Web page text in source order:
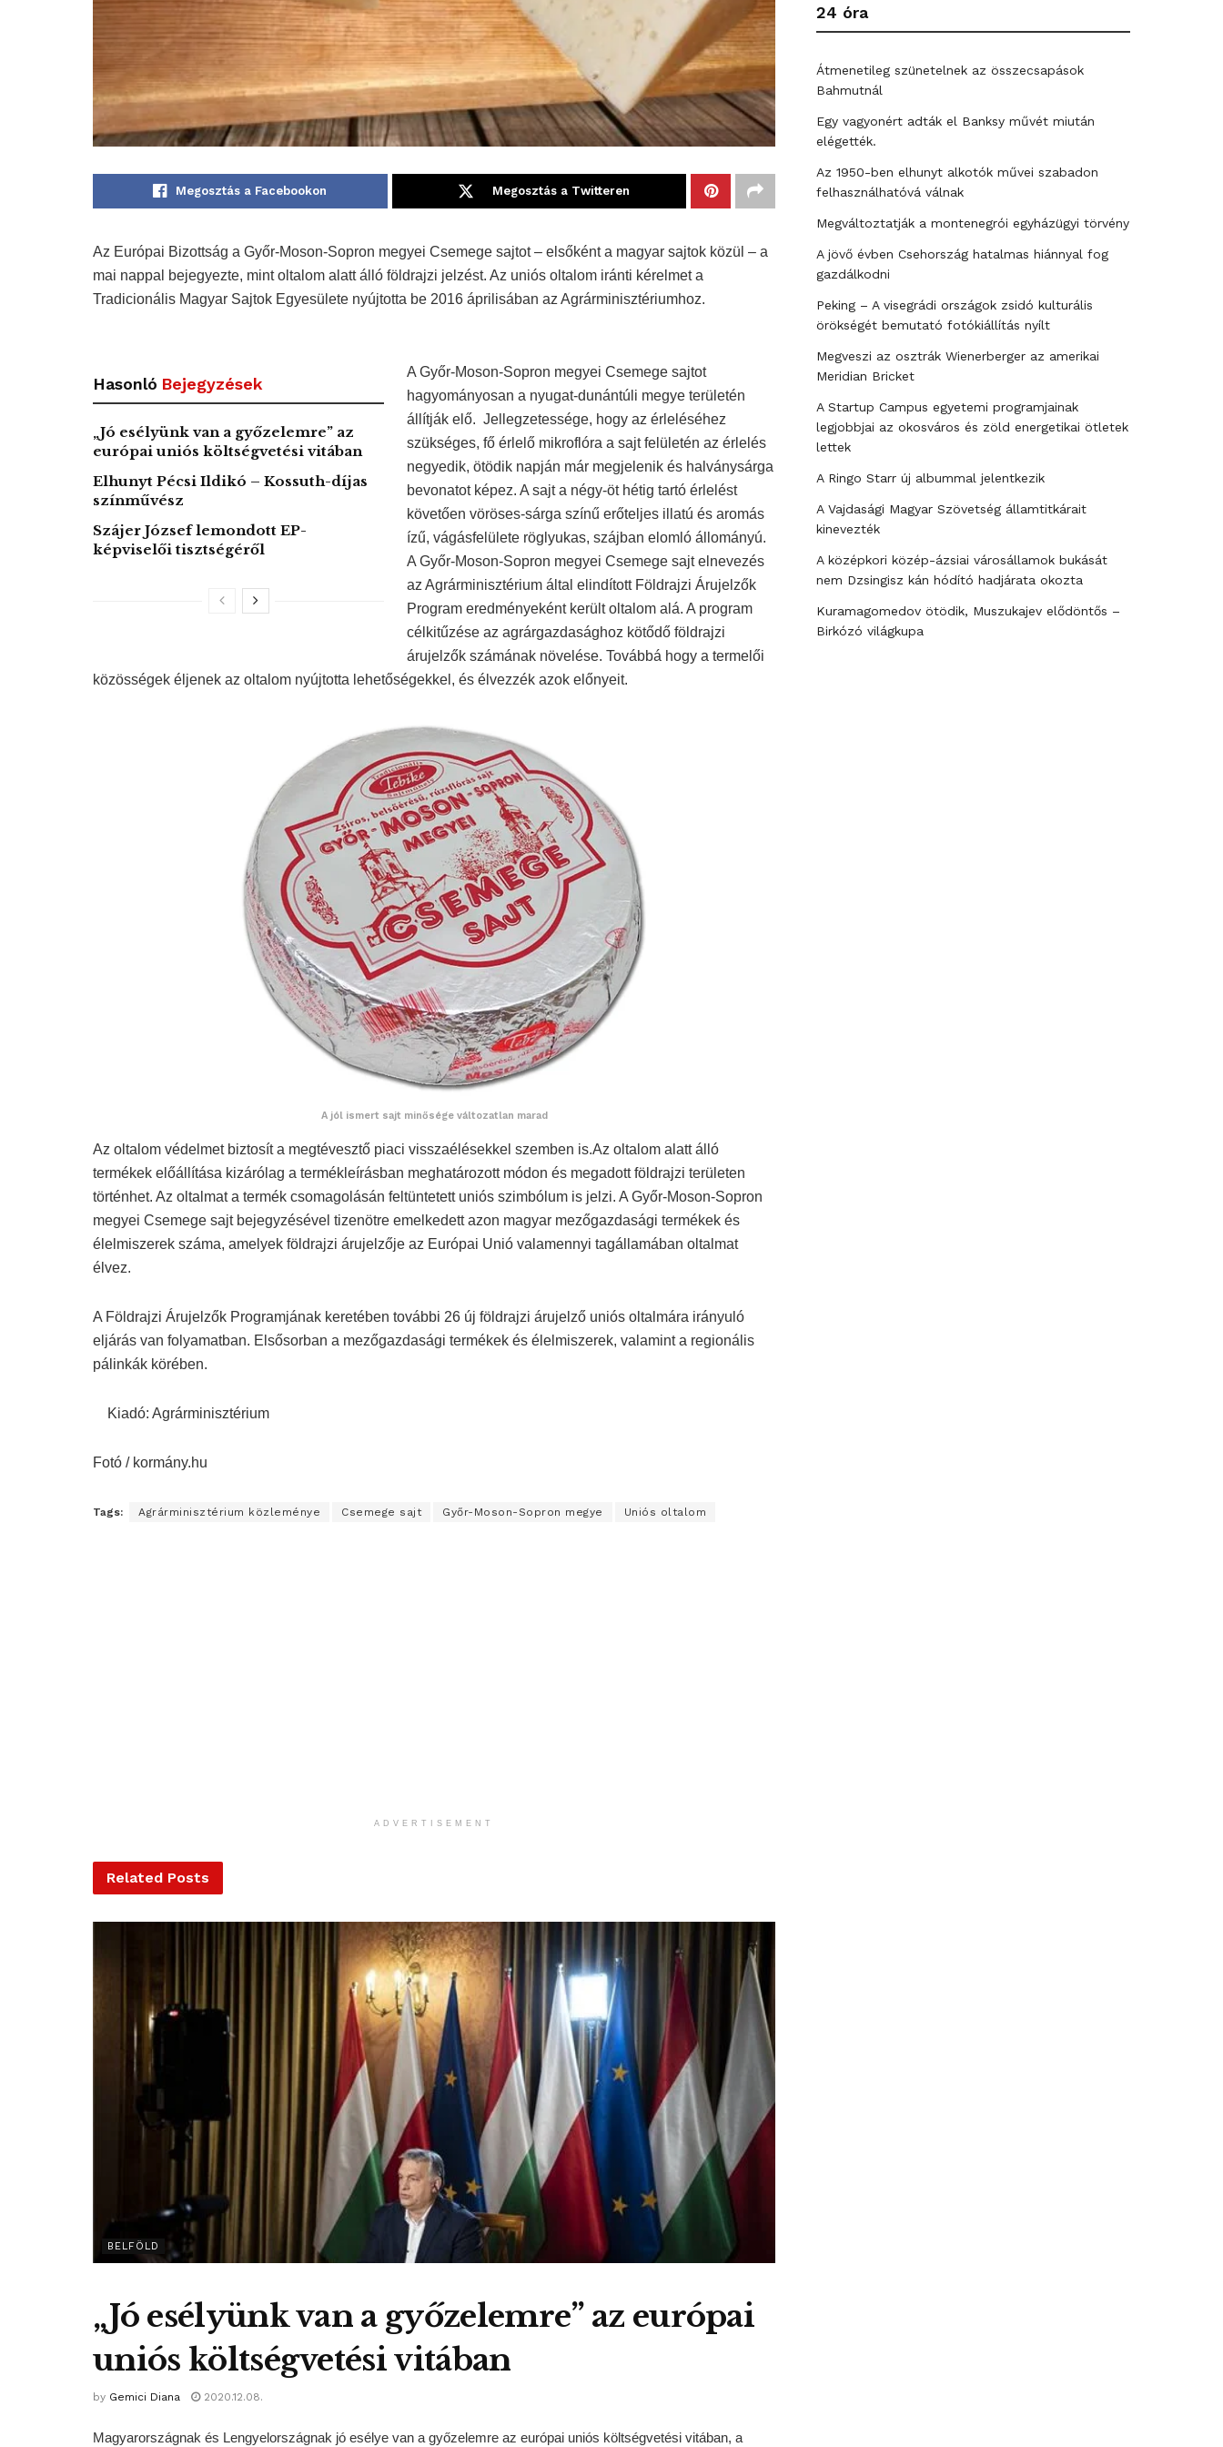
Megosztás a Facebookon Megosztás a Twitteren
Az Európai Bizottság a Győr-Moson-Sopron megyei Csemege sajtot – elsőként a magyar sajtok közül – a
mai nappal bejegyezte, mint oltalom alatt álló földrajzi jelzést. Az uniós oltalom iránti kérelmet a
Tradicionális Magyar Sajtok Egyesülete nyújtotta be 2016 áprilisában az Agrárminisztériumhoz.
Hasonló Bejegyzések
„Jó esélyünk van a győzelemre” az
európai uniós költségvetési vitában
Elhunyt Pécsi Ildikó – Kossuth-díjas
színművész
Szájer József lemondott EP-
képviselői tisztségéről
A Győr-Moson-Sopron megyei Csemege sajtot
hagyományosan a nyugat-dunántúli megye területén
állítják elő. Jellegzetessége, hogy az érleléséhez
szükséges, fő érlelő mikroflóra a sajt felületén az érlelés
negyedik, ötödik napján már megjelenik és halványsárga
bevonatot képez. A sajt a négy-öt hétig tartó érlelést
követően vöröses-sárga színű erőteljes illatú és aromás
ízű, vágásfelülete röglyukas, szájban elomló állományú.
A Győr-Moson-Sopron megyei Csemege sajt elnevezés
az Agrárminisztérium által elindított Földrajzi Árujelzők
Program eredményeként került oltalom alá. A program
célkitűzése az agrárgazdasághoz kötődő földrajzi
árujelzők számának növelése. Továbbá hogy a termelői
közösségek éljenek az oltalom nyújtotta lehetőségekkel, és élvezzék azok előnyeit.
A jól ismert sajt minősége változatlan marad
Az oltalom védelmet biztosít a megtévesztő piaci visszaélésekkel szemben is.Az oltalom alatt álló
termékek előállítása kizárólag a termékleírásban meghatározott módon és megadott földrajzi területen
történhet. Az oltalmat a termék csomagolásán feltüntetett uniós szimbólum is jelzi. A Győr-Moson-Sopron
megyei Csemege sajt bejegyzésével tizenötre emelkedett azon magyar mezőgazdasági termékek és
élelmiszerek száma, amelyek földrajzi árujelzője az Európai Unió valamennyi tagállamában oltalmat
élvez.
A Földrajzi Árujelzők Programjának keretében további 26 új földrajzi árujelző uniós oltalmára irányuló
eljárás van folyamatban. Elsősorban a mezőgazdasági termékek és élelmiszerek, valamint a regionális
pálinkák körében.
Kiadó: Agrárminisztérium
Fotó / kormány.hu
Tags: Agrárminisztérium közleménye Csemege sajt Győr-Moson-Sopron megye Uniós oltalom
ADVERTISEMENT
Related Posts
BELFÖLD
„Jó esélyünk van a győzelemre” az európai
uniós költségvetési vitában
by Gemici Diana 2020.12.08.
Magyarországnak és Lengyelországnak jó esélye van a győzelemre az európai uniós költségvetési vitában, a
24 óra
Átmenetileg szünetelnek az összecsapások
Bahmutnál
Egy vagyonért adták el Banksy művét miután
elégették.
Az 1950-ben elhunyt alkotók művei szabadon
felhasználhatóvá válnak
Megváltoztatják a montenegrói egyházügyi törvény
A jövő évben Csehország hatalmas hiánnyal fog
gazdálkodni
Peking – A visegrádi országok zsidó kulturális
örökségét bemutató fotókiállítás nyílt
Megveszi az osztrák Wienerberger az amerikai
Meridian Bricket
A Startup Campus egyetemi programjainak
legjobbjai az okosváros és zöld energetikai ötletek
lettek
A Ringo Starr új albummal jelentkezik
A Vajdasági Magyar Szövetség államtitkárait
kinevezték
A középkori közép-ázsiai városállamok bukását
nem Dzsingisz kán hódító hadjárata okozta
Kuramagomedov ötödik, Muszukajev elődöntős –
Birkózó világkupa